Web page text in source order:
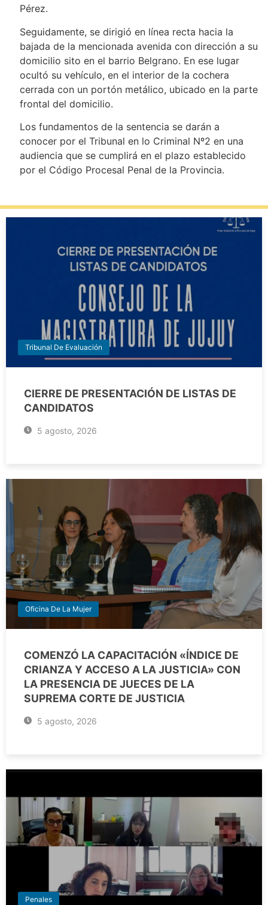
Pérez.
Seguidamente, se dirigió en línea recta hacia la
bajada de la mencionada avenida con dirección a su
domicilio sito en el barrio Belgrano. En ese lugar
ocultó su vehículo, en el interior de la cochera
cerrada con un portón metálico, ubicado en la parte
frontal del domicilio.
Los fundamentos de la sentencia se darán a
conocer por el Tribunal en lo Criminal Nº2 en una
audiencia que se cumplirá en el plazo establecido
por el Código Procesal Penal de la Provincia.
Tribunal De Evaluación
CIERRE DE PRESENTACIÓN DE LISTAS DE
CANDIDATOS
5 agosto, 2026
Oficina De La Mujer
COMENZÓ LA CAPACITACIÓN «ÍNDICE DE
CRIANZA Y ACCESO A LA JUSTICIA» CON
LA PRESENCIA DE JUECES DE LA
SUPREMA CORTE DE JUSTICIA
5 agosto, 2026
Penales